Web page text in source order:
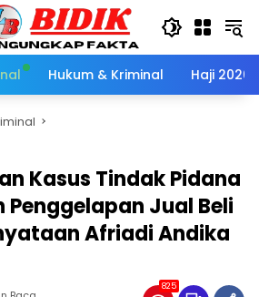
Hukum & Kriminal Haji 2026
Kasus Tindak Pidana
Penggelapan Jual Beli
Afriadi Andika
825